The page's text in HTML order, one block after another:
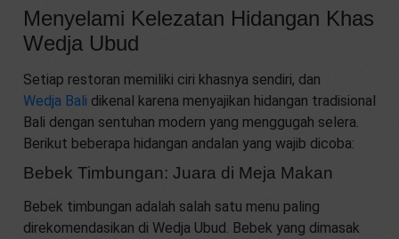
Menyelami Kelezatan Hidangan Khas
Wedja Ubud
Setiap restoran memiliki ciri khasnya sendiri, dan
Wedja Bali dikenal karena menyajikan hidangan tradisional
Bali dengan sentuhan modern yang menggugah selera.
Berikut beberapa hidangan andalan yang wajib dicoba:
Bebek Timbungan: Juara di Meja Makan
Bebek timbungan adalah salah satu menu paling
direkomendasikan di Wedja Ubud. Bebek yang dimasak